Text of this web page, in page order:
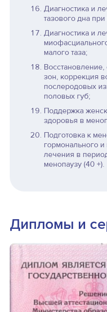
Диагностика и
тазового дна
Диагностика и
малого таза;
зон, коррекция
послеродовых
половых губ;
Поддержка
здоровья в
Подготовка к
гормонального
лечения в
менопаузу (40 +).
Дипломы и